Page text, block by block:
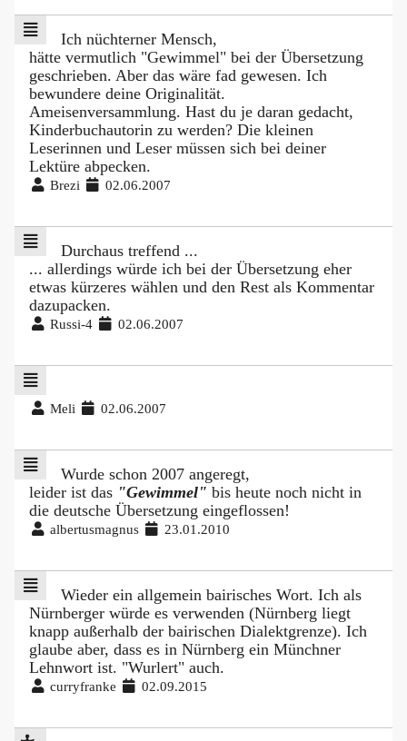
Ich nüchterner Mensch,
hätte vermutlich "Gewimmel" bei der Übersetzung
geschrieben. Aber das wäre fad gewesen. Ich
bewundere deine Originalität.
Ameisenversammlung. Hast du je daran gedacht,
Kinderbuchautorin zu werden? Die kleinen
Leserinnen und Leser müssen sich bei deiner
Lektüre abpecken.
Brezi 02.06.2007
Durchaus treffend ...
... allerdings würde ich bei der Übersetzung eher
etwas kürzeres wählen und den Rest als Kommentar
dazupacken.
Russi-4 02.06.2007
Meli 02.06.2007
Wurde schon 2007 angeregt,
leider ist das "Gewimmel" bis heute noch nicht in
die deutsche Übersetzung eingeflossen!
albertusmagnus 23.01.2010
Wieder ein allgemein bairisches Wort. Ich als
Nürnberger würde es verwenden (Nürnberg liegt
knapp außerhalb der bairischen Dialektgrenze). Ich
glaube aber, dass es in Nürnberg ein Münchner
Lehnwort ist. "Wurlert" auch.
curryfranke 02.09.2015